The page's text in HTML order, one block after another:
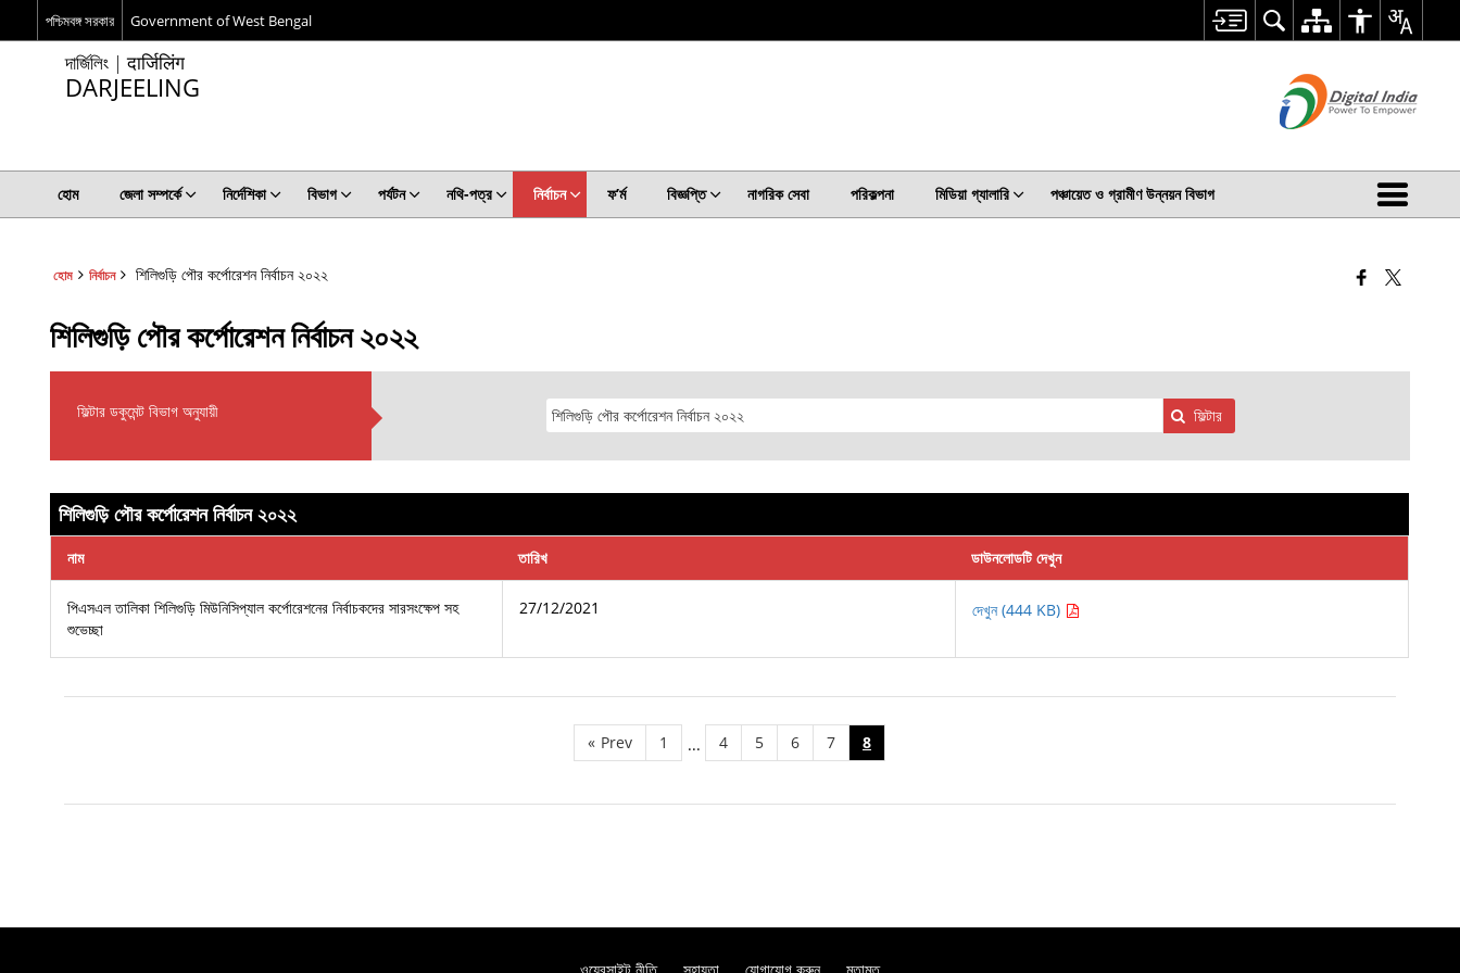
পশ্চিমবঙ্গ সরকার Government of West Bengal
দার্জিলিং | दार्जिलिंग
DARJEELING
হোম জেলা সম্পর্কে নির্দেশিকা বিভাগ পর্যটন নথি-পত্র নির্বাচন ফ’ৰ্ম বিজ্ঞপ্তি নাগরিক সেবা পরিকল্পনা মিডিয়া গ্যালারি পঞ্চায়েত ও গ্রামীণ উন্নয়ন বিভাগ
হোম নির্বাচন শিলিগুড়ি পৌর কর্পোরেশন নির্বাচন ২০২২
শিলিগুড়ি পৌর কর্পোরেশন নির্বাচন ২০২২
ফিল্টার ডকুমেন্ট বিভাগ অনুযায়ী ফিল্টার
শিলিগুড়ি পৌর কর্পোরেশন নির্বাচন ২০২২
নাম তারিখ ডাউনলোডটি দেখুন
পিএসএল তালিকা শিলিগুড়ি মিউনিসিপ্যাল ​​কর্পোরেশনের নির্বাচকদের সারসংক্ষেপ সহ
শুভেচ্ছা
27/12/2021 দেখুন (444 KB)
« Prev 1 ... 4 5 6 7 8